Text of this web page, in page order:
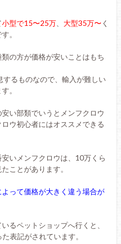
小型で15〜25万、 大型35万〜 く
。
の方が価格が安いことはもち
するものなので、輸入が難しい
。
い部類でいうとメンフクロウ
ウ初心者にはオススメできる
いメンフクロウは、10万くら
ことがあります。
って価格が大きく違う場合が
るペットショップへ行くと、
表記がされています。